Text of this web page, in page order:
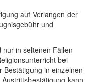
auf Verlangen der
und
nur in seltenen Fällen
bei
in einzelnen
kann